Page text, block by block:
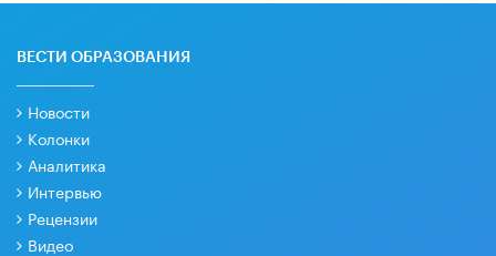
ВЕСТИ ОБРАЗОВАНИЯ
Новости
Колонки
Аналитика
Интервью
Рецензии
Видео